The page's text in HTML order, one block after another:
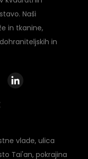
Naši
in tkanine,
in
vlade, ulica
Tai'an, pokrajina